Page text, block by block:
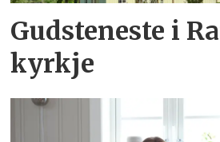
Gudsteneste i
kyrkje